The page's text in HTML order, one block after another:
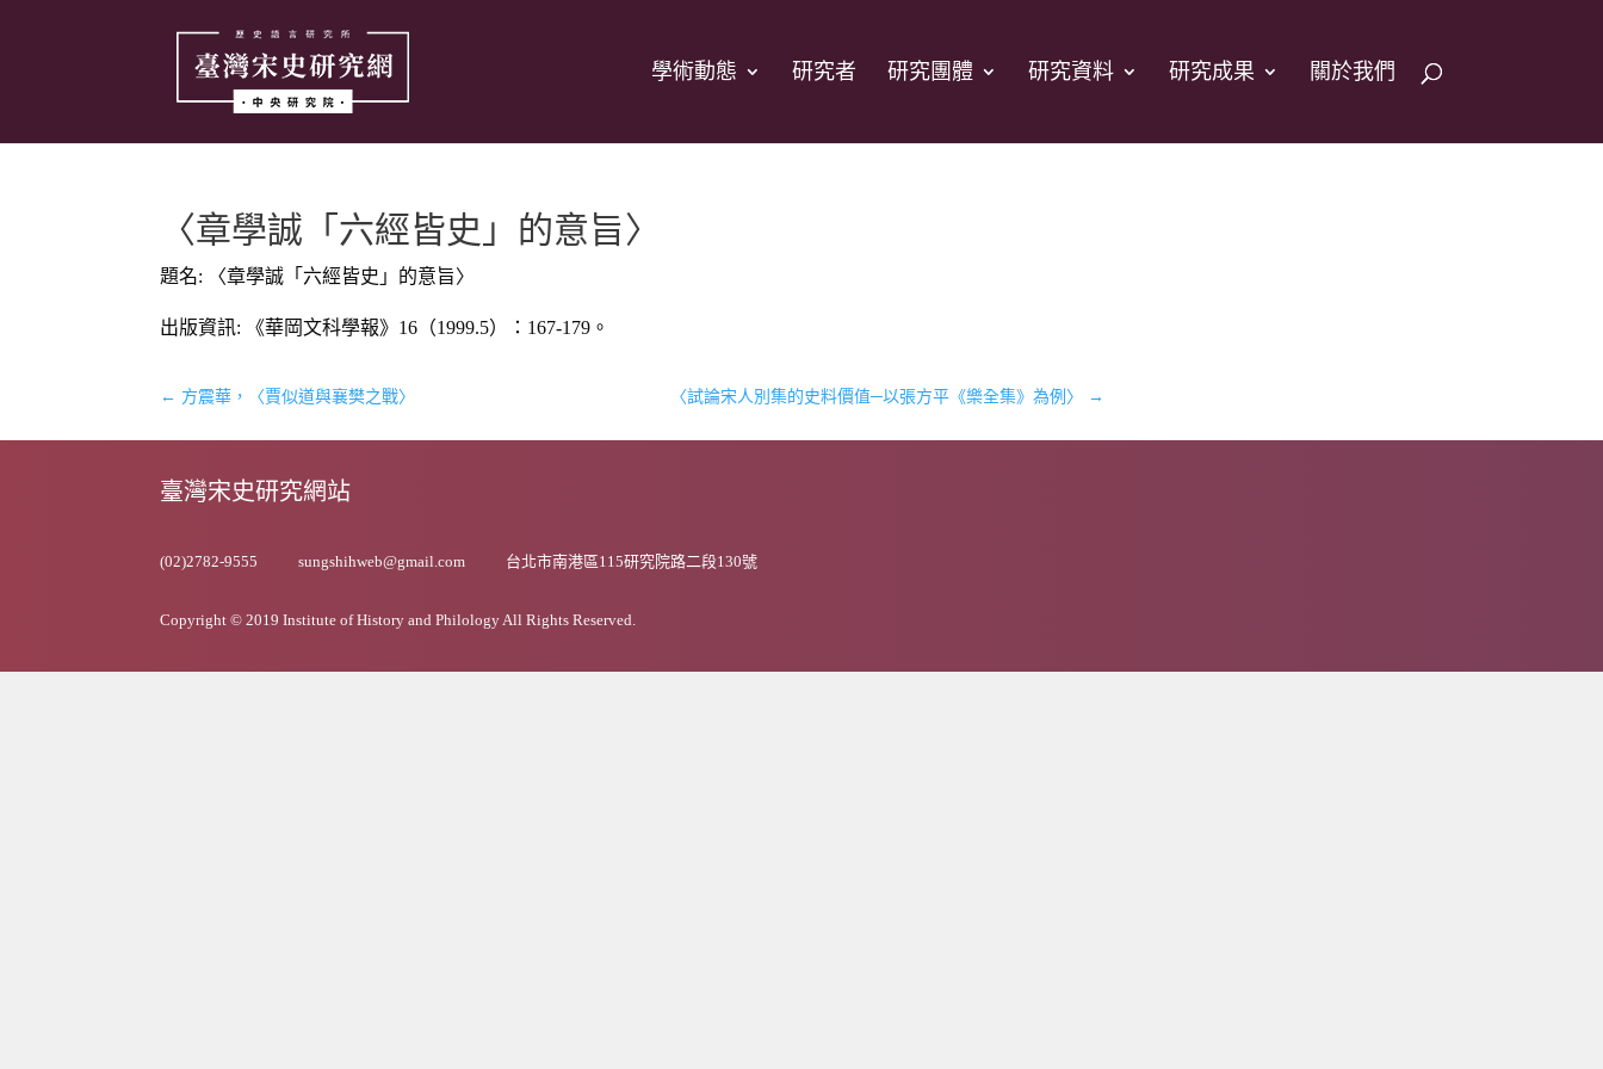
學術動態 研究者 研究團體 研究資料 研究成果 關於我們
〈章學誠「六經皆史」的意旨〉
題名: 〈章學誠「六經皆史」的意旨〉
出版資訊: 《華岡文科學報》16（1999.5）：167-179。
← 方震華，〈賈似道與襄樊之戰〉 〈試論宋人別集的史料價值─以張方平《樂全集》為例〉 →
臺灣宋史研究網站
(02)2782-9555 sungshihweb@gmail.com 台北市南港區115研究院路二段130號
Copyright © 2019 Institute of History and Philology All Rights Reserved.